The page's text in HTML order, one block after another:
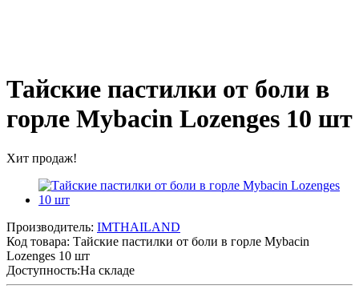
Тайские пастилки от боли в
горле Mybacin Lozenges 10 шт
Хит продаж!
Производитель: IMTHAILAND
Код товара: Тайские пастилки от боли в горле Mybacin
Lozenges 10 шт
Доступность:На складе